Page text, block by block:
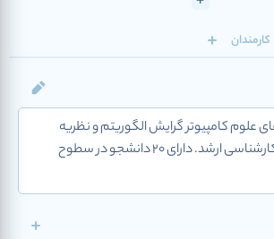
کارمندان
علوم کامپیوتر گرایش الگوریتم و نظریه
محاسبه در مقطع کارشناسی ارشد. دارای 20 دانشجو در سطوح